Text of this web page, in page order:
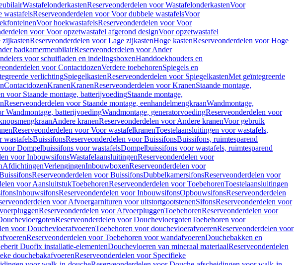
WastafelonderkastenReserveonderdelen voor WastafelonderkastenVoor
wastafelsReserveonderdelen voor Voor dubbele wastafelsVoor
Voor hoekwastafelsReserveonderdelen voor Voor
voor Voor opzetwastafel afgerond designVoor opzetwastafel
zijkastenReserveonderdelen voor Lage zijkastenHoge kastenReserveonderdelen voor Hoge
badkamermeubilairReserveonderdelen voor Ander
voor schuifladen en indelingsboxenHanddoekhouders en
voor ContactdozenVerdere toebehorenSpiegels en
verlichtingSpiegelkastenReserveonderdelen voor SpiegelkastenMet geïntegreerde
ContactdozenKranenKranenReserveonderdelen voor KranenStaande montage,
voor Staande montage, batterijvoedingStaande montage,
Reserveonderdelen voor Staande montage, eenhandelmengkraanWandmontage,
Wandmontage, batterijvoedingWandmontage, generatorvoedingReserveonderdelen voor
Andere kranenReserveonderdelen voor Andere kranenVoor gebruik
Reserveonderdelen voor Voor wastafelkranenToestelaansluitingen voor wastafels,
wastafelsBuissifonsReserveonderdelen voor BuissifonsBuissifons, ruimtesparend
Dompelbuissifons voor wastafelsDompelbuissifons voor wastafels, ruimtesparend
voor InbouwsifonsWastafelaansluitingenReserveonderdelen voor
AfdichtingenVerlengingenInbouwboxenReserveonderdelen voor
Reserveonderdelen voor BuissifonsDubbelkamersifonsReserveonderdelen voor
voor AansluitstukToebehorenReserveonderdelen voor ToebehorenToestelaansluitingen
InbouwsifonsReserveonderdelen voor InbouwsifonsOpbouwsifonsReserveonderdelen
voor Afvoergarnituren voor uitstortgootstenenSifonsReserveonderdelen voor
Reserveonderdelen voor AfvoerpluggenToebehorenReserveonderdelen voor
Reserveonderdelen voor DouchevloergotenToebehoren voor
voor DouchevloerafvoerenToebehoren voor douchevloerafvoerenReserveonderdelen voor
Reserveonderdelen voor Toebehoren voor wandafvoerenDouchebakken en
Duofix installatie-elementenDouchevloeren van mineraal materiaalReserveonderdelen
douchebakafvoerenReserveonderdelen voor Specifieke